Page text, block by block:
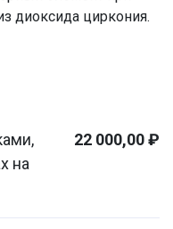
диоксида циркония.
на
22 000,00 ₽